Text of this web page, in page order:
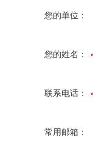
您的单位：
您的姓名：
联系电话：
常用邮箱：